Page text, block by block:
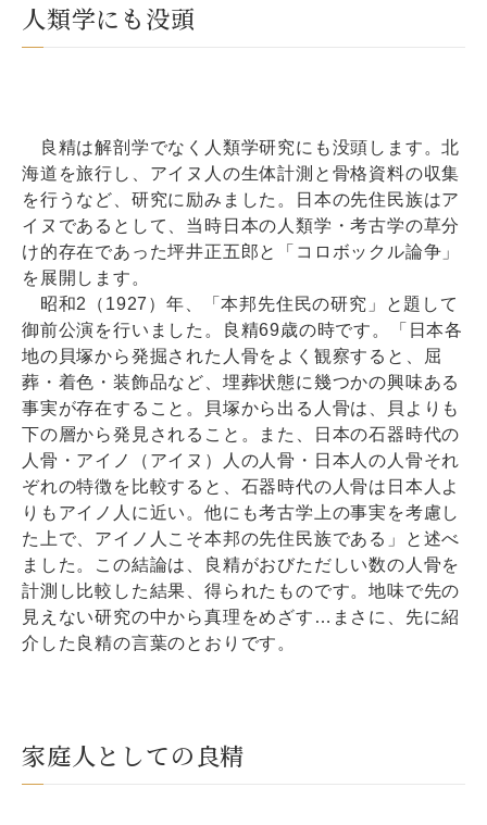
人類学にも没頭
良精は解剖学でなく人類学研究にも没頭します。北
海道を旅行し、アイヌ人の生体計測と骨格資料の収集
を行うなど、研究に励みました。日本の先住民族はア
イヌであるとして、当時日本の人類学・考古学の草分
け的存在であった坪井正五郎と「コロボックル論争」
を展開します。
昭和2（1927）年、「本邦先住民の研究」と題して
御前公演を行いました。良精69歳の時です。「日本各
地の貝塚から発掘された人骨をよく観察すると、屈
葬・着色・装飾品など、埋葬状態に幾つかの興味ある
事実が存在すること。貝塚から出る人骨は、貝よりも
下の層から発見されること。また、日本の石器時代の
人骨・アイノ（アイヌ）人の人骨・日本人の人骨それ
ぞれの特徴を比較すると、石器時代の人骨は日本人よ
りもアイノ人に近い。他にも考古学上の事実を考慮し
た上で、アイノ人こそ本邦の先住民族である」と述べ
ました。この結論は、良精がおびただしい数の人骨を
計測し比較した結果、得られたものです。地味で先の
見えない研究の中から真理をめざす…まさに、先に紹
介した良精の言葉のとおりです。
家庭人としての良精